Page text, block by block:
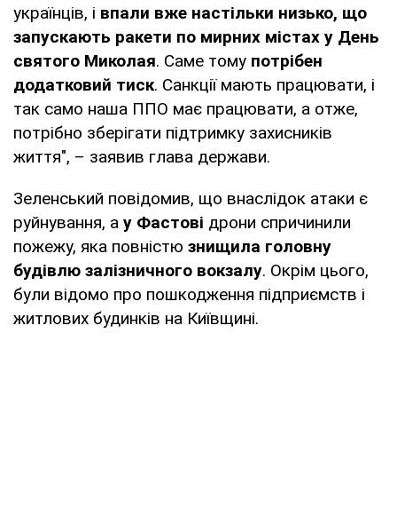
українців, і впали вже настільки низько, що
запускають ракети по мирних містах у День
святого Миколая. Саме тому потрібен
додатковий тиск. Санкції мають працювати, і
так само наша ППО має працювати, а отже,
потрібно зберігати підтримку захисників
життя", – заявив глава держави.
Зеленський повідомив, що внаслідок атаки є
руйнування, а у Фастові дрони спричинили
пожежу, яка повністю знищила головну
будівлю залізничного вокзалу. Окрім цього,
були відомо про пошкодження підприємств і
житлових будинків на Київщині.